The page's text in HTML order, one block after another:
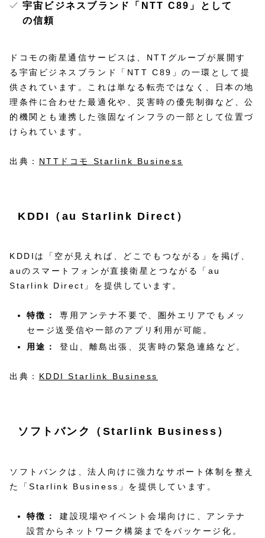
宇宙ビジネスブランド「NTT C89」として
の信頼
ドコモの衛星通信サービスは、NTTグループが展開す
る宇宙ビジネスブランド「NTT C89」の一環として提
供されています。これは単なる転売ではなく、日本の地
理条件に合わせた最適化や、災害時の優先制御など、公
的機関とも連携した強固なインフラの一部として位置づ
けられています。
出典： NTTドコモ Starlink Business
KDDI（au Starlink Direct）
KDDIは「空が見えれば、どこでもつながる」を掲げ、
auのスマートフォンが直接衛星とつながる「au
Starlink Direct」を提供しています。
特徴：
専用アンテナ不要で、圏外エリアでもメッ
セージ送受信や一部のアプリ利用が可能。
用途：
登山、離島出張、災害時の緊急連絡など。
出典： KDDI Starlink Business
ソフトバンク（Starlink Business）
ソフトバンクは、法人向けに強力なサポート体制を整え
た「Starlink Business」を提供しています。
特徴：
建設現場やイベント会場向けに、アンテナ
設営からネットワーク構築までをパッケージ化。